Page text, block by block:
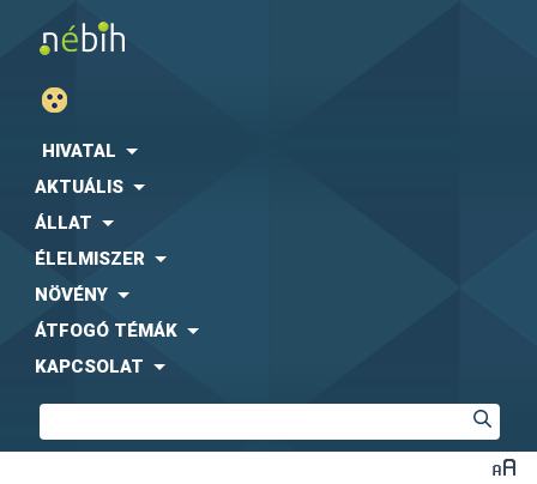
HIVATAL
AKTUÁLIS
ÁLLAT
ÉLELMISZER
NÖVÉNY
ÁTFOGÓ TÉMÁK
KAPCSOLAT